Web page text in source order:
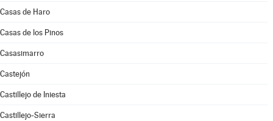
Casas de Haro
Casas de los Pinos
Casasimarro
Castejón
Castillejo de Iniesta
Castillejo-Sierra